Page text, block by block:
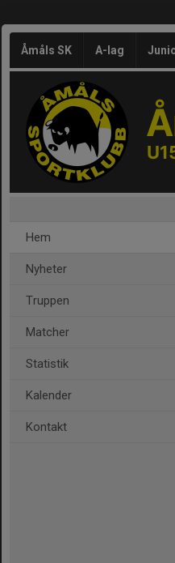
Åmåls SK A-lag
Hem
Nyheter
Truppen
Matcher
Statistik
Kalender
Kontakt